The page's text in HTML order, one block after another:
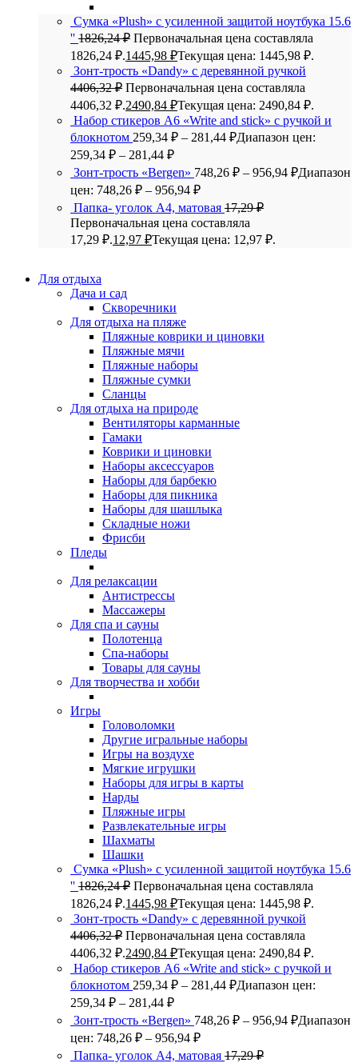
Сумка «Plush» c усиленной защитой ноутбука 15.6
'' 1826,24₽ Первоначальная цена составляла
1826,24 ₽.1445,98 ₽Текущая цена: 1445,98 ₽.
Зонт-трость «Dandy» с деревянной ручкой
4406,32₽ Первоначальная цена составляла
4406,32 ₽.2490,84 ₽Текущая цена: 2490,84 ₽.
Набор стикеров А6 «Write and stick» с ручкой и
блокнотом 259,34 ₽ – 281,44 ₽Диапазон цен:
259,34 ₽ – 281,44 ₽
Зонт-трость «Bergen» 748,26 ₽ – 956,94 ₽Диапазон
цен: 748,26 ₽ – 956,94 ₽
Папка- уголок А4, матовая 17,29₽
Первоначальная цена составляла
17,29 ₽.12,97 ₽Текущая цена: 12,97 ₽.
Для отдыха
Дача и сад
Скворечники
Для отдыха на пляже
Пляжные коврики и циновки
Пляжные мячи
Пляжные наборы
Пляжные сумки
Сланцы
Для отдыха на природе
Вентиляторы карманные
Гамаки
Коврики и циновки
Наборы аксессуаров
Наборы для барбекю
Наборы для пикника
Наборы для шашлыка
Складные ножи
Фрисби
Пледы
Для релаксации
Антистрессы
Массажеры
Для спа и сауны
Полотенца
Спа-наборы
Товары для сауны
Для творчества и хобби
Игры
Головоломки
Другие игральные наборы
Игры на воздухе
Мягкие игрушки
Наборы для игры в карты
Нарды
Пляжные игры
Развлекательные игры
Шахматы
Шашки
Сумка «Plush» c усиленной защитой ноутбука 15.6
'' 1826,24₽ Первоначальная цена составляла
1826,24 ₽.1445,98 ₽Текущая цена: 1445,98 ₽.
Зонт-трость «Dandy» с деревянной ручкой
4406,32₽ Первоначальная цена составляла
4406,32 ₽.2490,84 ₽Текущая цена: 2490,84 ₽.
Набор стикеров А6 «Write and stick» с ручкой и
блокнотом 259,34 ₽ – 281,44 ₽Диапазон цен:
259,34 ₽ – 281,44 ₽
Зонт-трость «Bergen» 748,26 ₽ – 956,94 ₽Диапазон
цен: 748,26 ₽ – 956,94 ₽
Папка- уголок А4, матовая 17,29₽